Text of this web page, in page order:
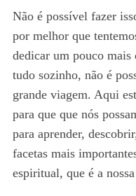
Não é possível fazer
por melhor que
dedicar um pouco mais
tudo sozinho, não é
grande viagem. Aqui
para que que nós
para aprender,
facetas mais
espiritual, que é a